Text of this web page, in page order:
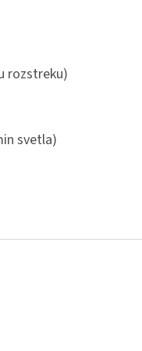
rozstreku)
svetla)